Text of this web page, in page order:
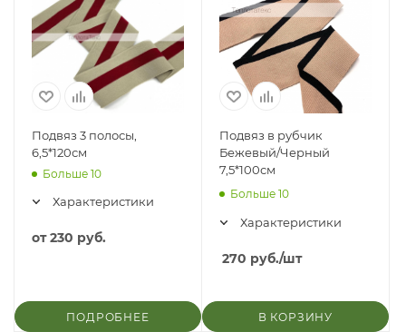
Подвяз 3 полосы,
6,5*120см
Больше 10
Характеристики
от230 руб.
ПОДРОБНЕЕ
Подвяз в рубчик
Бежевый/Черный
7,5*100см
Больше 10
Характеристики
270 руб./шт
В КОРЗИНУ